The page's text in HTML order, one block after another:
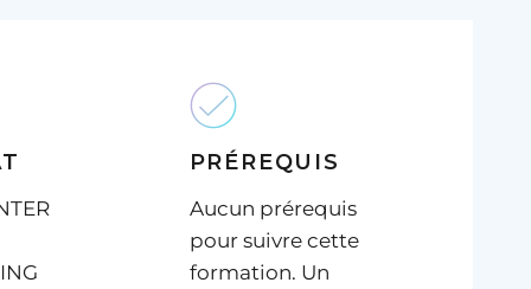
PRÉREQUIS
Aucun prérequis
pour suivre cette
formation. Un